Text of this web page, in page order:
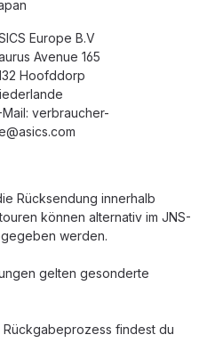
Europe B.V
Avenue 165
Hoofddorp
Mail: verbraucher-
Rücksendung innerhalb
können alternativ im JNS-
werden.
gelten gesonderte
findest du